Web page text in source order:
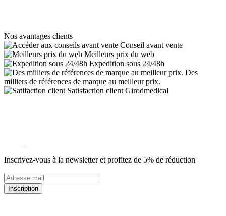
Nos avantages clients
Conseil avant vente
Meilleurs prix du web
Expedition sous 24/48h
Des
milliers de références de marque au meilleur prix.
Satisfaction client Girodmedical
Inscrivez-vous à la newsletter et profitez de 5% de réduction
Inscription